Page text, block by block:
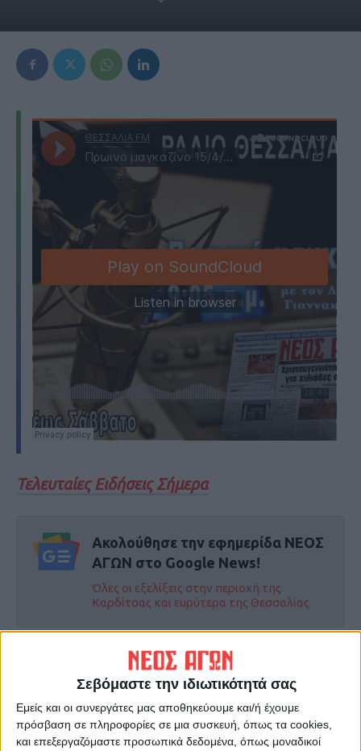
Σεβόμαστε την ιδιωτικότητά σας
Εμείς και οι συνεργάτες μας αποθηκεύουμε και/ή έχουμε
πρόσβαση σε πληροφορίες σε μια συσκευή, όπως τα cookies,
και επεξεργαζόμαστε προσωπικά δεδομένα, όπως μοναδικοί
Τελευταίες Ειδήσεις Σήμερα
Ακολούθησε την εφημερίδα ΝΕΟΣ
ΑΓΩΝ στο Google News!
Όλες οι εξελίξεις στην περιοχή της
Καρδίτσας και ευρύτερα της Θεσσαλίας
ΠΡΟΗΓΟΥΜΕΝΟ ΑΡΘΡΟ
Έλλειψη αρνιών για το Πάσχα
_ Ιωάννης Γκουρομπίνος
Γκόλ στα ερτζιανά 15/4/2025